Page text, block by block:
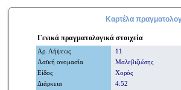
Καρτέλα
Γενικά πραγματολογικά στοιχεία
Αρ. Λήψεως
11
Λαϊκή ονομασία
Μαλεβιζιώτης
Είδος
Χορός
Διάρκεια
4:52